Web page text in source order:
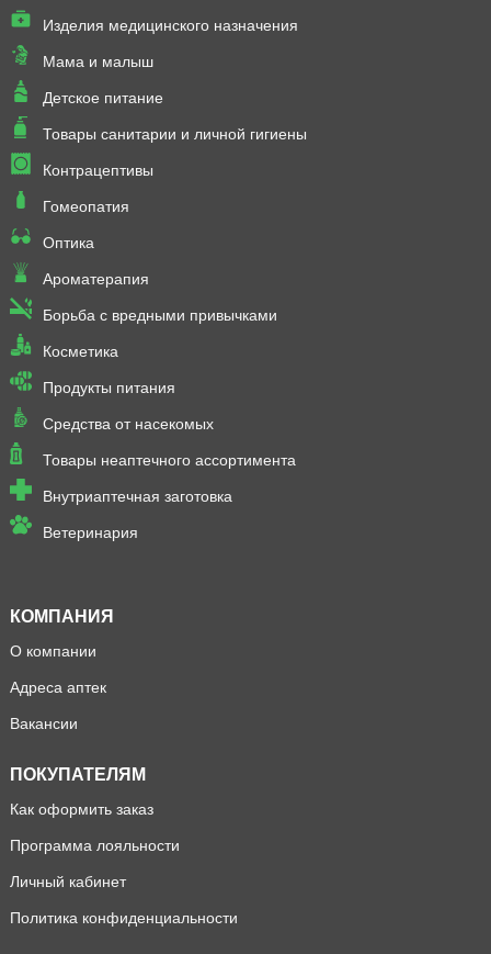
Изделия медицинского назначения
Мама и малыш
Детское питание
Товары санитарии и личной гигиены
Контрацептивы
Гомеопатия
Оптика
Ароматерапия
Борьба с вредными привычками
Косметика
Продукты питания
Средства от насекомых
Товары неаптечного ассортимента
Внутриаптечная заготовка
Ветеринария
КОМПАНИЯ
О компании
Адреса аптек
Вакансии
ПОКУПАТЕЛЯМ
Как оформить заказ
Программа лояльности
Личный кабинет
Политика конфиденциальности